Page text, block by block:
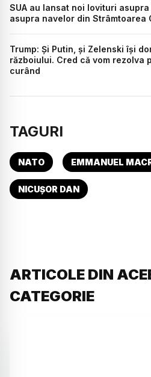
SUA au lansat noi lovituri
asupra navelor din Strâmtoarea
Trump: Și Putin, și Zelenski își
războiului. Cred că vom rezolva
curând
TAGURI
NATO EMMANUEL
NICUȘOR DAN
ARTICOLE DIN
CATEGORIE